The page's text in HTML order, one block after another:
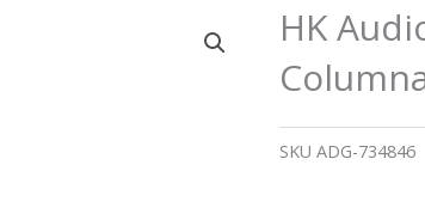
HK
SKU ADG-734846